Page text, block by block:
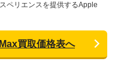
ペリエンスを提供するApple
買取価格表へ